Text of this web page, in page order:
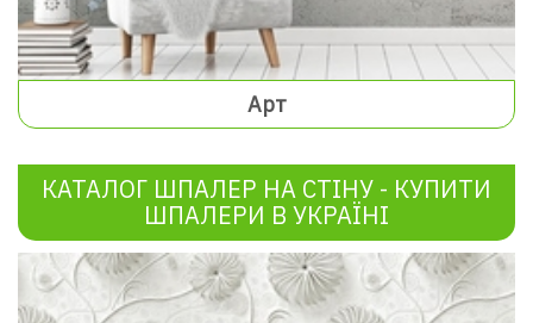
Арт
КАТАЛОГ ШПАЛЕР НА СТІНУ - КУПИТИ
ШПАЛЕРИ В УКРАЇНІ